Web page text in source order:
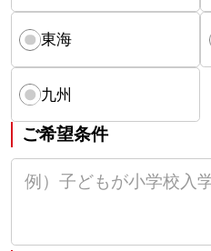
東海
九州
ご希望条件